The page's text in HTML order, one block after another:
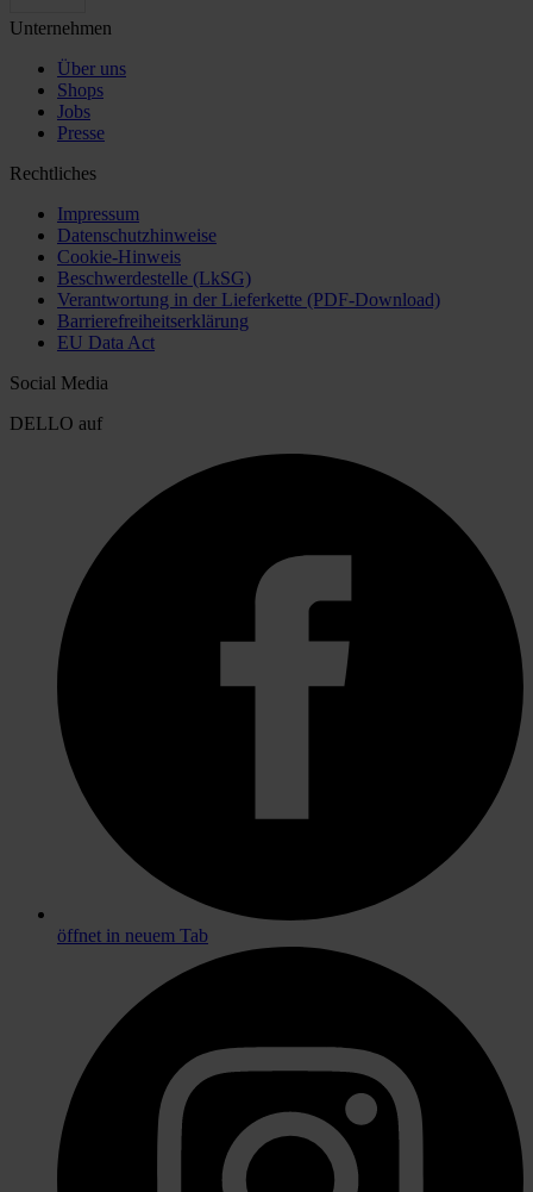
Unternehmen
Über uns
Shops
Jobs
Presse
Rechtliches
Impressum
Datenschutzhinweise
Cookie-Hinweis
Beschwerdestelle (LkSG)
Verantwortung in der Lieferkette (PDF-Download)
Barrierefreiheitserklärung
EU Data Act
Social Media
DELLO auf
öffnet in neuem Tab